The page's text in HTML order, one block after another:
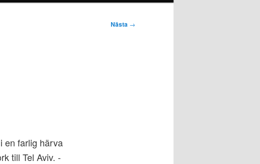
Nästa →
en farlig härva
till Tel Aviv. -